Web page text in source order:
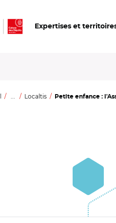
Expertises et
... Localtis Petite enfance :